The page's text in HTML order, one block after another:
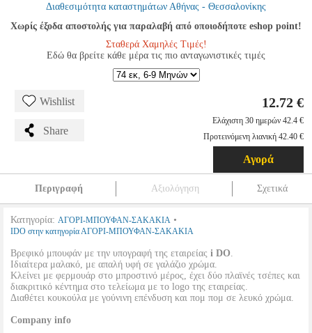
Διαθεσιμότητα καταστημάτων Αθήνας - Θεσσαλονίκης
Χωρίς έξοδα αποστολής για παραλαβή από οποιοδήποτε eshop point!
Σταθερά Χαμηλές Τιμές!
Εδώ θα βρείτε κάθε μέρα τις πιο ανταγωνιστικές τιμές
Wishlist
Share
12.72 €
Ελάχιστη 30 ημερών 42.4 €
Προτεινόμενη λιανική 42.40 €
Αγορά
Περιγραφή Αξιολόγηση Σχετικά
Κατηγορία: ΑΓΟΡΙ-ΜΠΟΥΦΑΝ-ΣΑΚΑΚΙΑ •
IDO στην κατηγορία ΑΓΟΡΙ-ΜΠΟΥΦΑΝ-ΣΑΚΑΚΙΑ
Βρεφικό μπουφάν με την υπογραφή της εταιρείας i DO.
Ιδιαίτερα μαλακό, με απαλή υφή σε γαλάζιο χρώμα.
Κλείνει με φερμουάρ στο μπροστινό μέρος, έχει δύο πλαϊνές τσέπες και
διακριτικό κέντημα στο τελείωμα με το logo της εταιρείας.
Διαθέτει κουκούλα με γούνινη επένδυση και πομ πομ σε λευκό χρώμα.
Company info